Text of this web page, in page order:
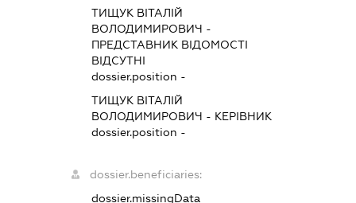
ТИЩУК ВІТАЛІЙ
ВОЛОДИМИРОВИЧ -
ПРЕДСТАВНИК ВІДОМОСТІ
ВІДСУТНІ
dossier.position -
ТИЩУК ВІТАЛІЙ
ВОЛОДИМИРОВИЧ - КЕРІВНИК
dossier.position -
dossier.beneficiaries:
dossier.missingData